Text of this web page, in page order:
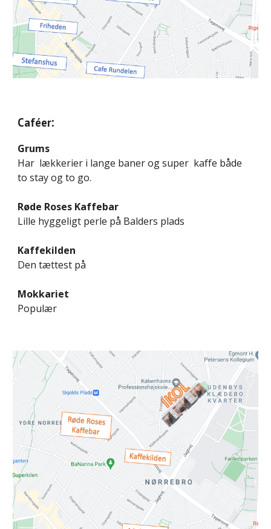
Caféer:
Grums
Har lækkerier i lange baner og super kaffe både
to stay og to go.
Røde Roses Kaffebar
Lille hyggeligt perle på Balders plads
Kaffekilden
Den tættest på
Mokkariet
Populær